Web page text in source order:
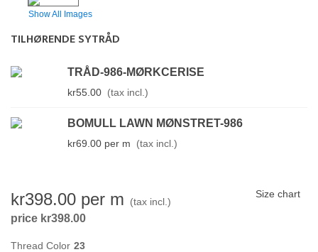
Show All Images
TILHØRENDE SYTRÅD
TRÅD-986-MØRKCERISE
kr55.00 (tax incl.)
BOMULL LAWN MØNSTRET-986
kr69.00 per m (tax incl.)
kr398.00 per m (tax incl.)
price kr398.00
Size chart
Thread Color